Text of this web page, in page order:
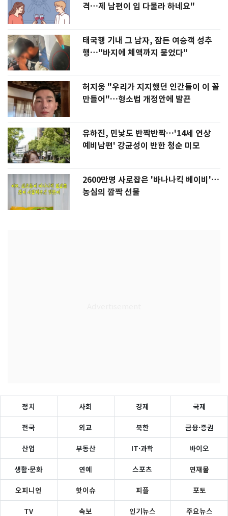
격…제 남편이 입 다물라 하네요"
태국행 기내 그 남자, 잠든 여승객 성추
행…"바지에 체액까지 묻었다"
허지웅 "우리가 지지했던 인간들이 이 꼴
만들어"…형소법 개정안에 발끈
유하진, 민낯도 반짝반짝…'14세 연상
예비남편' 강균성이 반한 청순 미모
2600만명 사로잡은 '바나나킥 베이비'…
농심의 깜짝 선물
정치 사회 경제 국제
전국 외교 북한 금융·증권
산업 부동산 IT·과학 바이오
생활·문화 연예 스포츠 연재물
오피니언 핫이슈 피플 포토
TV 속보 인기뉴스 주요뉴스